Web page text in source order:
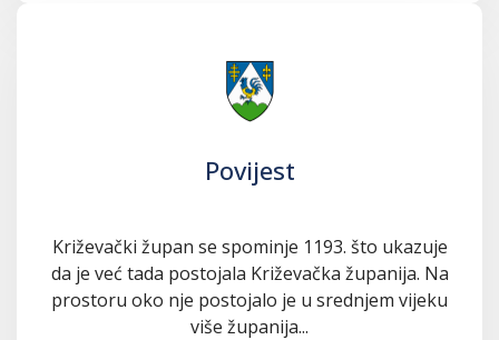
Povijest
Križevački župan se spominje 1193. što ukazuje
da je već tada postojala Križevačka županija. Na
prostoru oko nje postojalo je u srednjem vijeku
više županija...